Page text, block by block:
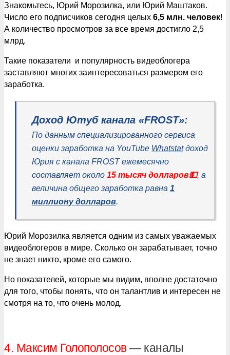
Знакомьтесь, Юрий Морозилка, или Юрий Маштаков.
Число его подписчиков сегодня целых 6,5 млн. человек!
А количество просмотров за все время достигло 2,5
млрд.
Такие показатели и популярность видеоблогера
заставляют многих заинтересоваться размером его
заработка.
Доход Ютуб канала «FROST»:
По данным специализированного сервиса
оценки заработка на YouTube Whatstatдоход
Юрия с канала FROST ежемесячно
составляет около 15 тысяч долларов💵, а
величина общего заработка равна 1
миллиону долларов.
Юрий Морозилка является одним из самых уважаемых
видеоблогеров в мире. Сколько он зарабатывает, точно
не знает никто, кроме его самого.
Но показателей, которые мы видим, вполне достаточно
для того, чтобы понять, что он талантлив и интересен не
смотря на то, что очень молод.
4. Максим Голополосов— каналы